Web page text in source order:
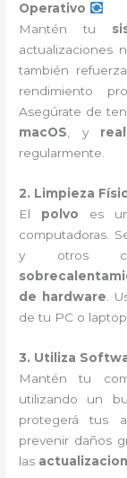
Operativo
Mantén tu
actualizaciones
también
rendimiento
Asegúrate de
macOS , y
regularmente.
2. Limpieza
El polvo es
computadoras.
y otros
de hardware .
de tu PC o
3. Utiliza
Mantén tu
utilizando un
protegerá tus
prevenir daños
las